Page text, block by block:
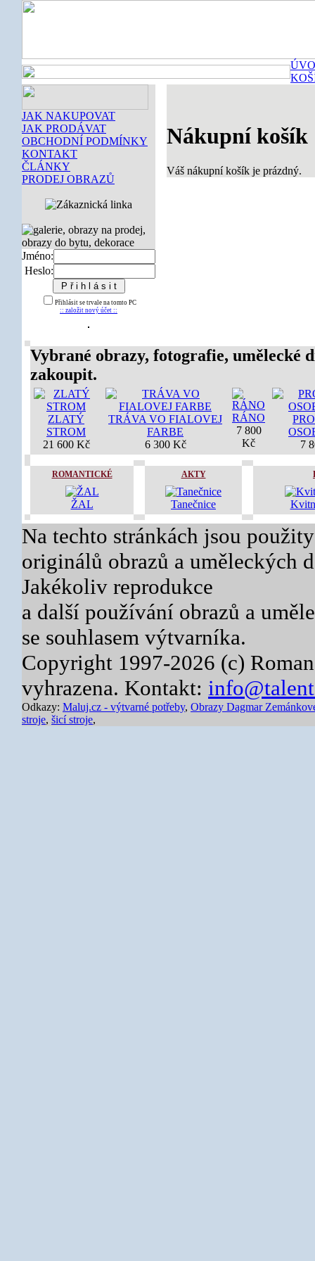
JAK NAKUPOVAT
JAK PRODÁVAT
OBCHODNÍ PODMÍNKY
KONTAKT
ČLÁNKY
PRODEJ OBRAZŮ
Jméno:
Heslo:
Přihlásit se trvale na tomto PC
:: založit nový účet ::
Nákupní košík
Váš nákupní košík je prázdný.
Vybrané obrazy, fotografie, umělecké
zakoupit.
ZLATÝ
STROM
21 600 Kč
TRÁVA VO FIALOVEJ
FARBE
6 300 Kč
RÁNO
7 800
Kč
7
ROMANTICKÉ
ŽAL
AKTY
Tanečnice
Na techto stránkách jsou
originálů obrazů a uměleckých
Jakékoliv reprodukce
a další používání obrazů a
se souhlasem výtvarníka.
Copyright 1997-2026 (c)
vyhrazena. Kontakt:
Odkazy: Maluj.cz - výtvarné potřeby, Obrazy Dagmar
stroje, šicí stroje,